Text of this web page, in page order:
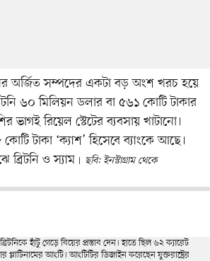
অর্জিত সম্পদের একটা বড় অংশ খরচ হয়ে
৬০ মিলিয়ন ডলার বা ৫৬১ কোটি টাকার
ভাগই রিয়েল স্টেটের ব্যবসায় খাটানো।
টাকা ‘ক্যাশ’ হিসেবে ব্যাংকে আছে।
ব্রিটনি ও স্যাম
ছবি: ইনস্টাগ্রাম থেকে